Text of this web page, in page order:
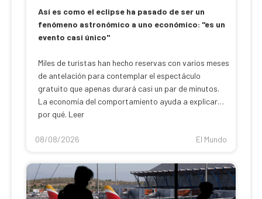
Así es como el eclipse ha pasado de ser un
fenómeno astronómico a uno económico: "es un
evento casi único"
Miles de turistas han hecho reservas con varios meses
de antelación para contemplar el espectáculo
gratuito que apenas durará casi un par de minutos.
La economía del comportamiento ayuda a explicar
por qué. Leer
08/08/2026 El Mundo